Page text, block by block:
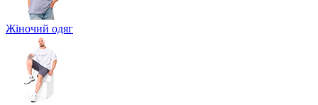
Жіночий одяг